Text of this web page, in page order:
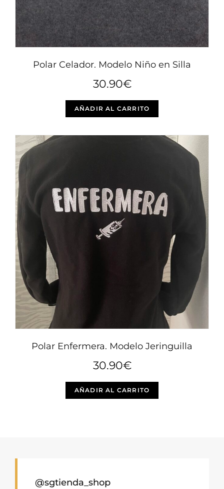
producto
Polar Celador. Modelo Niño en Silla
30.90€
AÑADIR AL CARRITO
Este
múltiples
variantes.
se
pueden
página
de
producto
Polar Enfermera. Modelo Jeringuilla
30.90€
AÑADIR AL CARRITO
Este
@sgtienda_shop